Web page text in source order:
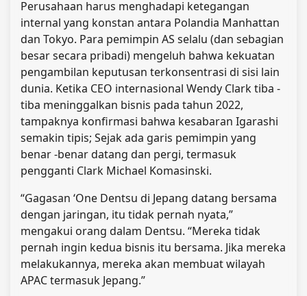
Perusahaan harus menghadapi ketegangan
internal yang konstan antara Polandia Manhattan
dan Tokyo. Para pemimpin AS selalu (dan sebagian
besar secara pribadi) mengeluh bahwa kekuatan
pengambilan keputusan terkonsentrasi di sisi lain
dunia. Ketika CEO internasional Wendy Clark tiba -
tiba meninggalkan bisnis pada tahun 2022,
tampaknya konfirmasi bahwa kesabaran Igarashi
semakin tipis; Sejak ada garis pemimpin yang
benar -benar datang dan pergi, termasuk
pengganti Clark Michael Komasinski.
“Gagasan ‘One Dentsu di Jepang datang bersama
dengan jaringan, itu tidak pernah nyata,”
mengakui orang dalam Dentsu. “Mereka tidak
pernah ingin kedua bisnis itu bersama. Jika mereka
melakukannya, mereka akan membuat wilayah
APAC termasuk Jepang.”